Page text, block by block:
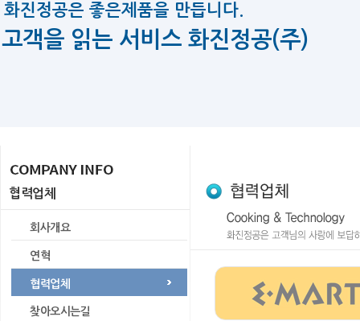
화진정공은 좋은제품을 만듭니다.
고객을 읽는 서비스 화진정공(주)
협력업체
회사개요
연혁
협력업체
찾아오시는길